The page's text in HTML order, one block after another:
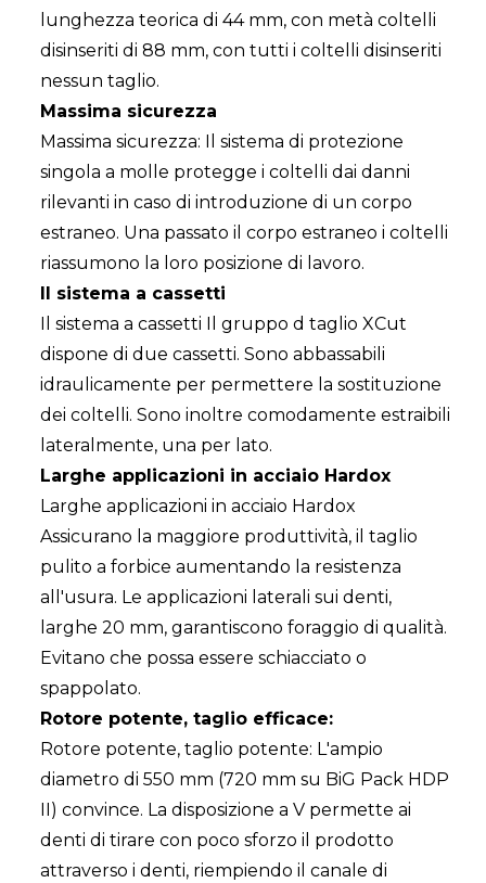
lunghezza teorica di 44 mm, con metà coltelli
disinseriti di 88 mm, con tutti i coltelli disinseriti
nessun taglio.
Massima sicurezza
Massima sicurezza: Il sistema di protezione
singola a molle protegge i coltelli dai danni
rilevanti in caso di introduzione di un corpo
estraneo. Una passato il corpo estraneo i coltelli
riassumono la loro posizione di lavoro.
Il sistema a cassetti
Il sistema a cassetti Il gruppo d taglio XCut
dispone di due cassetti. Sono abbassabili
idraulicamente per permettere la sostituzione
dei coltelli. Sono inoltre comodamente estraibili
lateralmente, una per lato.
Larghe applicazioni in acciaio Hardox
Larghe applicazioni in acciaio Hardox
Assicurano la maggiore produttività, il taglio
pulito a forbice aumentando la resistenza
all'usura. Le applicazioni laterali sui denti,
larghe 20 mm, garantiscono foraggio di qualità.
Evitano che possa essere schiacciato o
spappolato.
Rotore potente, taglio efficace:
Rotore potente, taglio potente: L'ampio
diametro di 550 mm (720 mm su BiG Pack HDP
II) convince. La disposizione a V permette ai
denti di tirare con poco sforzo il prodotto
attraverso i denti, riempiendo il canale di